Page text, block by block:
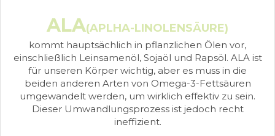
ALA(APLHA-LINOLENSÄURE)
kommt hauptsächlich in pflanzlichen Ölen vor,
einschließlich Leinsamenöl, Sojaöl und Rapsöl. ALA ist
für unseren Körper wichtig, aber es muss in die
beiden anderen Arten von Omega-3-Fettsäuren
umgewandelt werden, um wirklich effektiv zu sein.
Dieser Umwandlungsprozess ist jedoch recht
ineffizient.